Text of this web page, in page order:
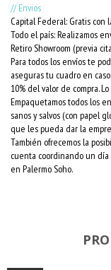
// Envios
Capital Federal: Gratis con
Todo el país: Realizamos
Retiro Showroom (previa
Para todos los envíos te
aseguras tu cuadro en
10% del valor de compra.
Empaquetamos todos los
sanos y salvos (con papel
que les pueda dar la
También ofrecemos la
cuenta coordinando un
en Palermo Soho.